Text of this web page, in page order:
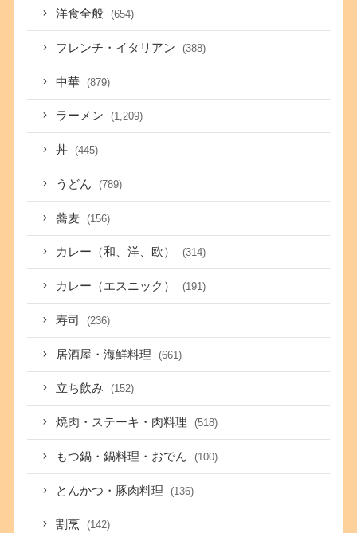
洋食全般 (654)
フレンチ・イタリアン (388)
中華 (879)
ラーメン (1,209)
丼 (445)
うどん (789)
蕎麦 (156)
カレー（和、洋、欧） (314)
カレー（エスニック） (191)
寿司 (236)
居酒屋・海鮮料理 (661)
立ち飲み (152)
焼肉・ステーキ・肉料理 (518)
もつ鍋・鍋料理・おでん (100)
とんかつ・豚肉料理 (136)
割烹 (142)